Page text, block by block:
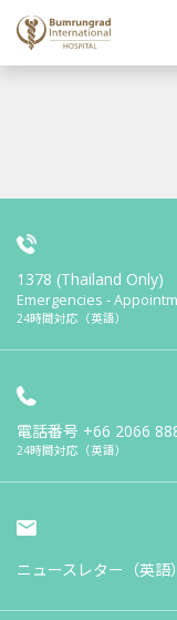
1378 (Thailand Only)
Emergencies -
24時間対応（英語）
電話番号 +66 2066
24時間対応（英語）
ニュースレター（英